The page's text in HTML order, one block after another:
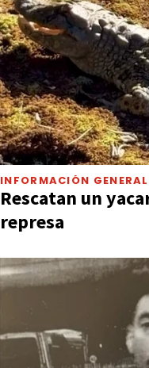
INFORMACIÓN GENERAL
Rescatan un
represa